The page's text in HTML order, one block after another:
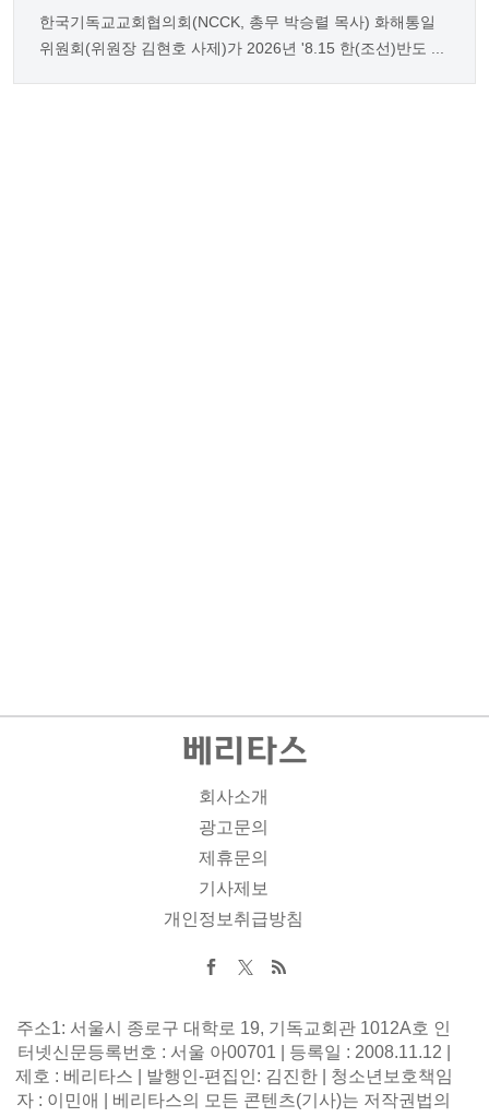
한국기독교교회협의회(NCCK, 총무 박승렬 목사) 화해통일
위원회(위원장 김현호 사제)가 2026년 '8.15 한(조선)반도 ...
회사소개
광고문의
제휴문의
기사제보
개인정보취급방침
주소1: 서울시 종로구 대학로 19, 기독교회관 1012A호 인
터넷신문등록번호 : 서울 아00701 | 등록일 : 2008.11.12 |
제호 : 베리타스 | 발행인-편집인: 김진한 | 청소년보호책임
자 : 이민애 | 베리타스의 모든 콘텐츠(기사)는 저작권법의